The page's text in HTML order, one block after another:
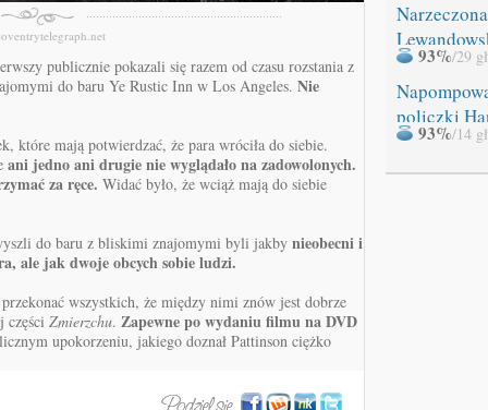
publicznie pokazali się razem od czasu rozstania z
do baru Ye Rustic Inn w Los Angeles. Nie
mają potwierdzać, że para wróciła do siebie.
ani jedno ani drugie nie wyglądało na zadowolonych.
za ręce. Widać było, że wciąż mają do siebie
do baru z bliskimi znajomymi byli jakby nieobecni i
ale jak dwoje obcych sobie ludzi.
wszystkich, że między nimi znów jest dobrze
części Zmierzchu. Zapewne po wydaniu filmu na DVD
upokorzeniu, jakiego doznał Pattinson ciężko
Narzeczona
miała
93%/29
policzki
93%/14